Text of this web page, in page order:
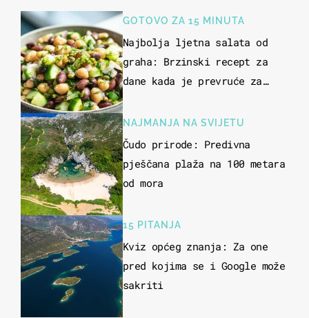
GOTOVO ZA 15 MINUTA
Najbolja ljetna salata od
graha: Brzinski recept za
dane kada je prevruće za
NAJMANJA NA SVIJETU
Čudo prirode: Predivna
pješčana plaža na 100 metara
od mora
15 PITANJA
Kviz općeg znanja: Za one
pred kojima se i Google može
sakriti